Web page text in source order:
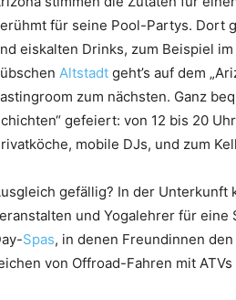
für seine Pool-Partys. Dort
eiskalten Drinks, zum Beispiel im
Altstadt geht’s auf dem
zum nächsten. Ganz
gefeiert: von 12 bis 20
mobile DJs, und zum
gefällig? In der Unterkunft
und Yogalehrer für eine
Spas, in denen Freundinnen
von Offroad-Fahren mit